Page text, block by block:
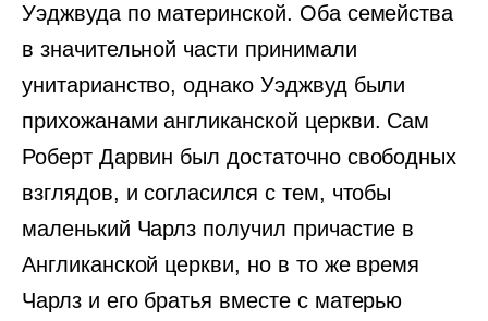
Уэджвуда по материнской. Оба семейства
в значительной части принимали
унитарианство, однако Уэджвуд были
прихожанами англиканской церкви. Сам
Роберт Дарвин был достаточно свободных
взглядов, и согласился с тем, чтобы
маленький Чарлз получил причастие в
Англиканской церкви, но в то же время
Чарлз и его братья вместе с матерью